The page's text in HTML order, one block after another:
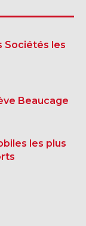
Sociétés les
Beaucage
les plus